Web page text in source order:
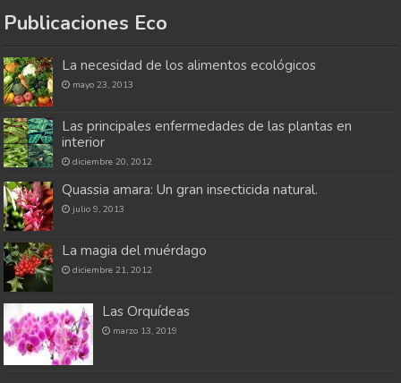
Publicaciones Eco
La necesidad de los alimentos ecológicos
mayo 23, 2013
Las principales enfermedades de las plantas en
interior
diciembre 20, 2012
Quassia amara: Un gran insecticida natural.
julio 9, 2013
La magia del muérdago
diciembre 21, 2012
Las Orquídeas
marzo 13, 2019